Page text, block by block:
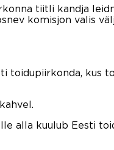
tiitli kandja
komisjon valis
toidupiirkonda,
alla kuulub Eesti